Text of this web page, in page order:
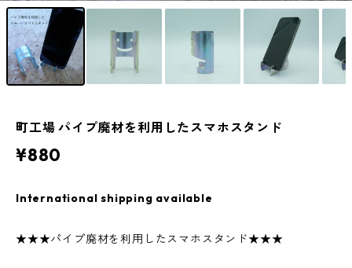
町工場 パイプ廃材を利用したスマホスタンド
¥880
International shipping available
★★★パイプ廃材を利用したスマホスタンド★★★